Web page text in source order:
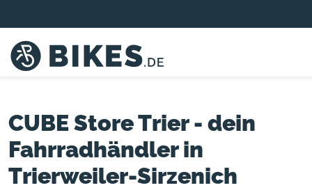
CUBE Store Trier - dein
Fahrradhändler in
Trierweiler-Sirzenich